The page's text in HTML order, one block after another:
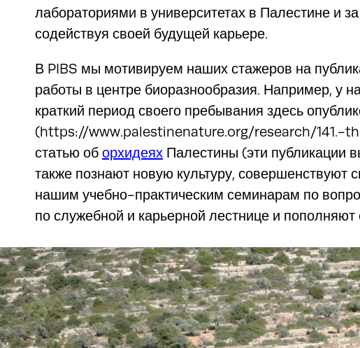
лабораториями в университетах в Палестине и
содействуя своей будущей карьере.
В PIBS мы мотивируем наших стажеров на
работы в центре биоразнообразия. Например, у
краткий период своего пребывания здесь
(https://www.palestinenature.org/research/141.-
статью об орхидеях Палестины (эти публикации
также познают новую культуру, совершенствуют
нашим учебно-практическим семинарам по
по служебной и карьерной лестнице и